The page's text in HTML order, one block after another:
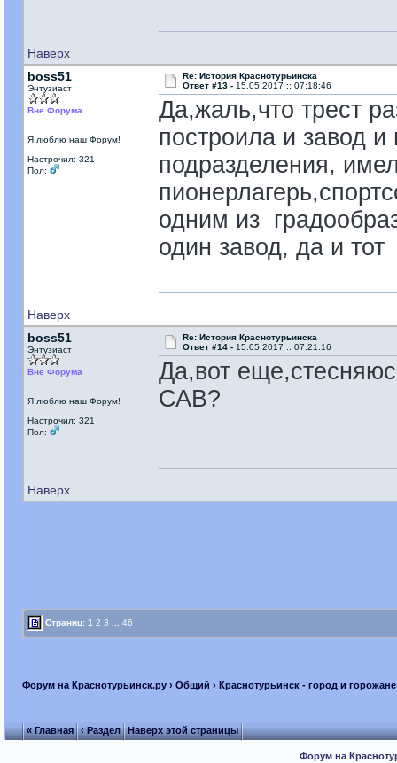
Наверх
boss51
Энтузиаст
Вне Форума
Я люблю наш Форум!
Настрочил: 321
Пол:
Re: История Краснотурьинска
Ответ #13 - 15.05.2017 :: 07:18:46
Да,жаль,что трест
построила и завод и
подразделения,
одним из
один завод, да и
Наверх
boss51
Энтузиаст
Вне Форума
Я люблю наш Форум!
Настрочил: 321
Пол:
Re: История Краснотурьинска
Ответ #14 - 15.05.2017 :: 07:21:16
Да,вот
САВ?
Наверх
Страниц: 1 2 3 46
Форум на Краснотурьинск.ру› Общий › Краснотурьинск - город и горожане
« Главная ‹ Раздел Наверх этой страницы
Форум на